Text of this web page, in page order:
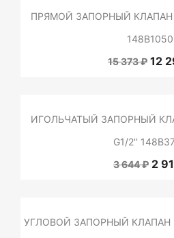
ПРЯМОЙ ЗАПОРНЫЙ КЛАПАН
15 373 ₽ 12
ИГОЛЬЧАТЫЙ ЗАПОРНЫЙ
G1/2''
3 644 ₽ 2
УГЛОВОЙ ЗАПОРНЫЙ КЛАПАН